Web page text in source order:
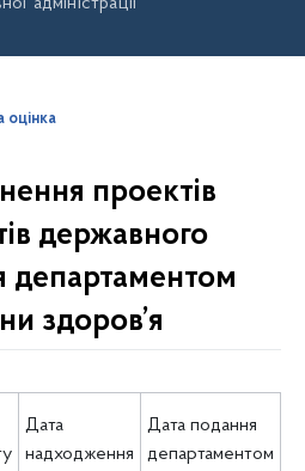
оцінка
проектів
державного
департаментом
здоров’я
Дата
надходження
Дата подання
департаментом